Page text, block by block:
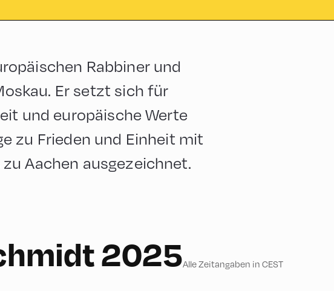
Rabbiner und
Er setzt sich für
und europäische Werte
zu Frieden und Einheit mit
Aachen ausgezeichnet.
2025Alle Zeitangaben in CEST